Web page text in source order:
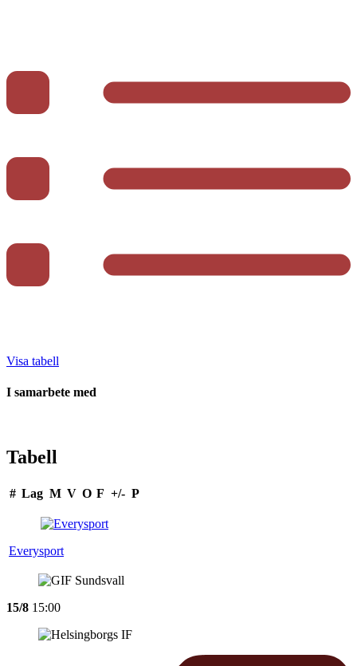
Visa tabell
I samarbete med
Tabell
# Lag M V O F +/- P
Everysport
15/8 15:00